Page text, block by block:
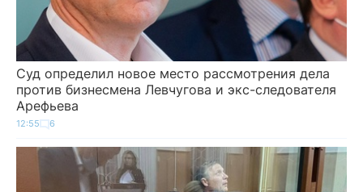
Суд определил новое место рассмотрения дела
против бизнесмена Левчугова и экс-следователя
Арефьева
12:55 6